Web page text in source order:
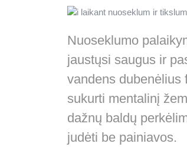
Nuoseklumo
jaustųsi saugus ir
vandens dubenėlius
sukurti mentalinį
dažnų baldų
judėti be painiavos.